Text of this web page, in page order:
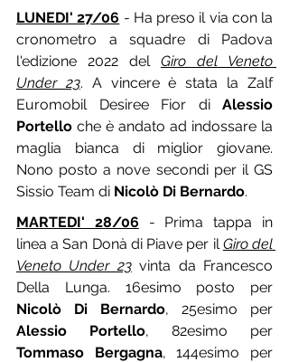
LUNEDI' 27/06 - Ha preso il via con la
cronometro a squadre di Padova
l'edizione 2022 del Giro del Veneto
Under 23. A vincere è stata la Zalf
Euromobil Desiree Fior di Alessio
Portello che è andato ad indossare la
maglia bianca di miglior giovane.
Nono posto a nove secondi per il GS
Sissio Team di Nicolò Di Bernardo.
MARTEDI' 28/06 - Prima tappa in
linea a San Donà di Piave per il Giro del
Veneto Under 23 vinta da Francesco
Nicolò Di Bernardo
Alessio Portello
Tommaso Bergagna